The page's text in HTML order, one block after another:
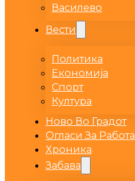
Василево
Вести
Политика
Економија
Спорт
Култура
Ново Во Градот
Огласи За Работа
Хроника
Забава